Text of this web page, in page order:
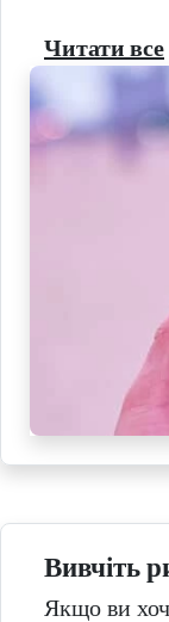
Читати все
Вивчіть
Якщо ви